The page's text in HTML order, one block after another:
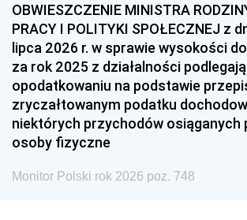
OBWIESZCZENIE MINISTRA
PRACY I POLITYKI SPOŁECZNEJ z
lipca 2026 r. w sprawie wysokości
za rok 2025 z działalności
opodatkowaniu na podstawie
zryczałtowanym podatku
niektórych przychodów osiąganych
osoby fizyczne
Monitor Polski rok 2026 poz. 748